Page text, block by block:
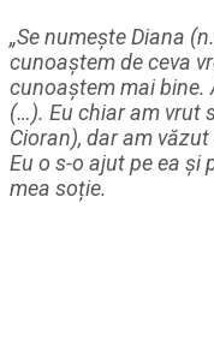
„Se numește Diana
cunoaștem de ceva
cunoaștem mai bine.
(…). Eu chiar am vrut
Cioran), dar am
Eu o s-o ajut pe ea și
mea soție.